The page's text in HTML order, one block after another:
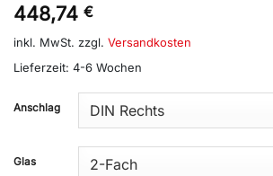
448,74 €
inkl. MwSt. zzgl. Versandkosten
Lieferzeit: 4-6 Wochen
Anschlag
Glas